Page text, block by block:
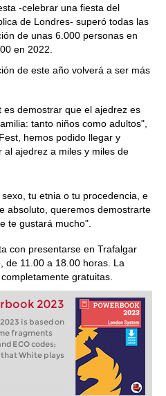
-celebrar una fiesta del
de Londres- superó todas las
de unas 6.000 personas en
en 2022.
de este año volverá a ser más
es demostrar que el ajedrez es
tanto niños como adultos",
hemos podido llegar y
al ajedrez a miles y miles de
tu etnia o tu procedencia, e
absoluto, queremos demostrarte
te gustará mucho".
con presentarse en Trafalgar
de 11.00 a 18.00 horas. La
gratuitas.
2023
is based on
fragments
ECO codes;
White plays